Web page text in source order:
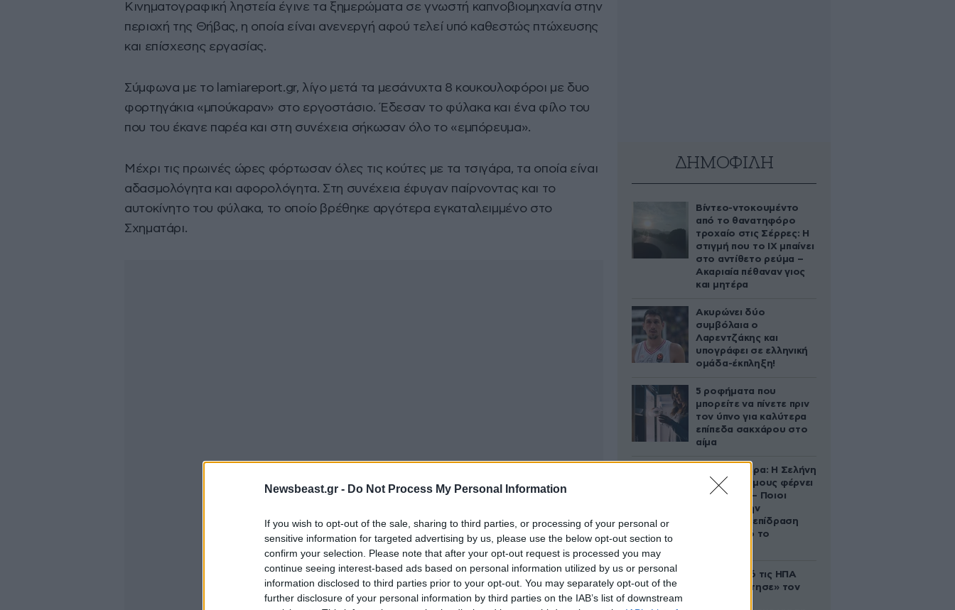
Newsbeast.gr - Do Not Process My Personal Information
If you wish to opt-out of the sale, sharing to third parties, or processing of your personal or
sensitive information for targeted advertising by us, please use the below opt-out section to
confirm your selection. Please note that after your opt-out request is processed you may
continue seeing interest-based ads based on personal information utilized by us or personal
information disclosed to third parties prior to your opt-out. You may separately opt-out of the
further disclosure of your personal information by third parties on the IAB’s list of downstream
Κινηματογραφική ληστεία έγινε τα ξημερώματα σε γνωστή καπνοβιομηχανία στην
περιοχή της Θήβας, η οποία είναι ανενεργή αφού τελεί υπό καθεστώς πτώχευσης
και επίσχεσης εργασίας.
Σύμφωνα με το lamiareport.gr, λίγο μετά τα μεσάνυχτα 8 κουκουλοφόροι με δυο
φορτηγάκια «μπούκαραν» στο εργοστάσιο. Έδεσαν το φύλακα και ένα φίλο του
που του έκανε παρέα και στη συνέχεια σήκωσαν όλο το «εμπόρευμα».
Μέχρι τις πρωινές ώρες φόρτωσαν όλες τις κούτες με τα τσιγάρα, τα οποία είναι
αδασμολόγητα και αφορολόγητα. Στη συνέχεια έφυγαν παίρνοντας και το
αυτοκίνητο του φύλακα, το οποίο βρέθηκε αργότερα εγκαταλειμμένο στο
Σχηματάρι.
ΔΗΜΟΦΙΛΗ
Βίντεο-ντοκουμέντο
από το θανατηφόρο
τροχαίο στις Σέρρες: Η
στιγμή που το ΙΧ μπαίνει
στο αντίθετο ρεύμα –
Ακαριαία πέθαναν γιος
και μητέρα
Ακυρώνει δύο
συμβόλαια ο
Λαρεντζάκης και
υπογράφει σε ελληνική
ομάδα-έκπληξη!
5 ροφήματα που
μπορείτε να πίνετε πριν
τον ύπνο για καλύτερα
επίπεδα σακχάρου στο
αίμα
Ζώδια σήμερα: Η Σελήνη
στους Διδύμους φέρνει
ανατροπές – Ποιοι
δέχονται την
ευεργετική επίδραση
του Δία από το
Ζευγάρι από τις ΗΠΑ
που «υιοθέτησε» τον